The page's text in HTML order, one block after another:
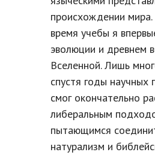
происхождении
время учебы я
эволюции и древнем
Вселенной. Лишь
спустя годы научных
смог окончательно
либеральным
пытающимся
натурализм и